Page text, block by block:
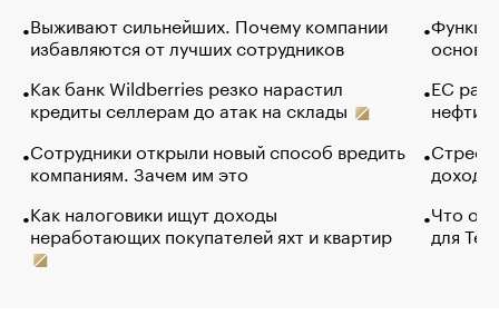
Выживают сильнейших. Почему компании
избавляются от лучших сотрудников
Как банк Wildberries резко нарастил
кредиты селлерам до атак на склады
Сотрудники открыли новый способ вредить
компаниям. Зачем им это
Как налоговики ищут доходы
неработающих покупателей яхт и квартир
основ
ЕС
нефти
Что
для